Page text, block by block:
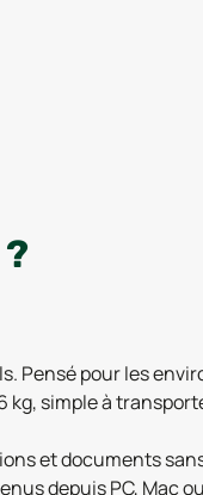
Pensé pour les
simple à
et documents
depuis PC, Mac